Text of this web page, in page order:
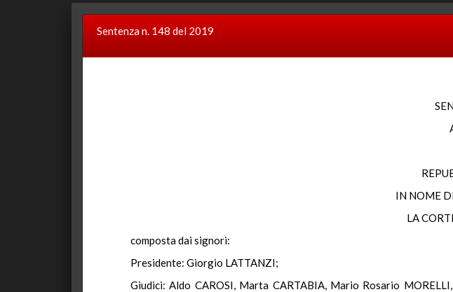
Sentenza n. 148 del 2019
IN NOME
LA
composta dai signori:
Presidente: Giorgio LATTANZI;
Giudici: Aldo CAROSI, Marta CARTABIA, Mario Rosario